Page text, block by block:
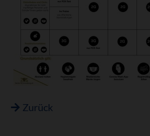
Zurück